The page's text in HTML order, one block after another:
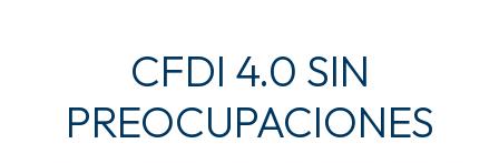
CFDI 4.0 SIN
PREOCUPACIONES